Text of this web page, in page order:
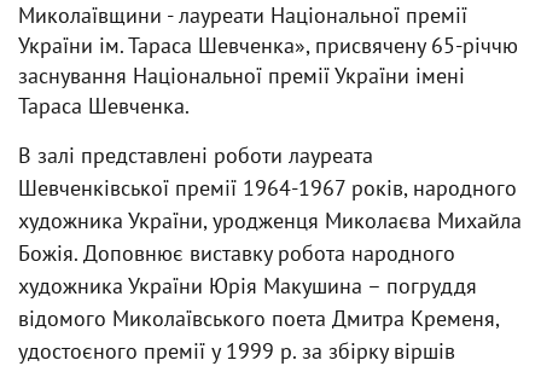
Миколаївщини - лауреати Національної премії
України ім. Тараса Шевченка», присвячену 65-річчю
заснування Національної премії України імені
Тараса Шевченка.
В залі представлені роботи лауреата
Шевченківської премії 1964-1967 років, народного
художника України, уродженця Миколаєва Михайла
Божія. Доповнює виставку робота народного
художника України Юрія Макушина – погруддя
відомого Миколаївського поета Дмитра Кременя,
удостоєного премії у 1999 р. за збірку віршів